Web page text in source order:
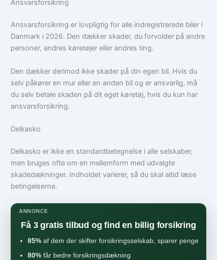
Ansvarsforsikring
Ansvarsforsikring er lovpligtig for alle indregistrerede biler i
Danmark i 2026. Den dækker skader, du forvolder på andre
personer, andres køretøjer eller andres ting.
Den dækker derimod ikke skader på din egen bil. Hvis du
selv påkører en mur eller en anden bil og er ansvarlig, må
du selv betale skaden på dit eget køretøj, hvis du kun har
ansvarsforsikring.
Delkasko
Delkasko er ikke en standardbetegnelse i alle selskaber,
men bruges ofte om en mellemform med udvalgte
skadedækninger. Indholdet varierer, så du skal altid læse
betingelserne.
ANNONCE
Få 3 gratis tilbud og find en billig forsikring
85% af dem der skifter forsikringsselskab, sparer penge
80% får bedre forsikringsdækning